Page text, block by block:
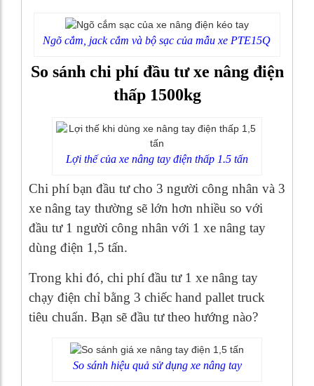
Ngõ cắm, jack cắm và bộ sạc của mẫu xe PTE15Q
So sánh chi phí đầu tư xe nâng điện
thấp 1500kg
Lợi thế của xe nâng tay điện thấp 1.5 tấn
Chi phí bạn đầu tư cho 3 người công nhân và 3
xe nâng tay thường sẽ lớn hơn nhiều so với
đầu tư 1 người công nhân với 1 xe nâng tay
dùng điện 1,5 tấn.
Trong khi đó, chi phí đầu tư 1 xe nâng tay
chạy điện chỉ bằng 3 chiếc hand pallet truck
tiêu chuẩn. Bạn sẽ đầu tư theo hướng nào?
So sánh hiệu quả sử dụng xe nâng tay